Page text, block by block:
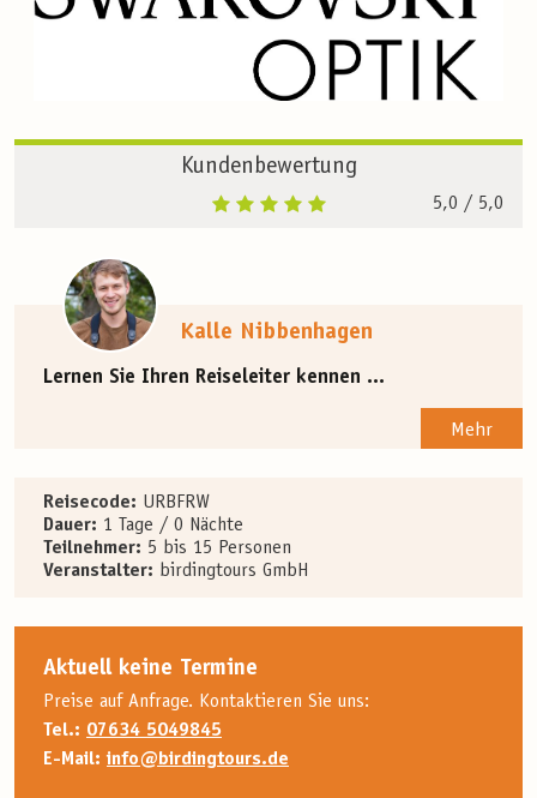
Kundenbewertung
5,0 / 5,0
Kalle Nibbenhagen
Lernen Sie Ihren Reiseleiter kennen ...
Mehr
Reisecode: URBFRW
Dauer: 1 Tage / 0 Nächte
Teilnehmer: 5 bis 15 Personen
Veranstalter: birdingtours GmbH
Aktuell keine Termine
Preise auf Anfrage. Kontaktieren Sie uns:
Tel.: 07634 5049845
E-Mail:info@birdingtours.de